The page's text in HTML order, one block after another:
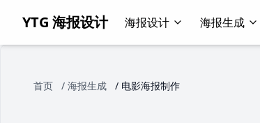
YTG 海报设计 海报设计 海报生成
首页 / 海报生成 / 电影海报制作